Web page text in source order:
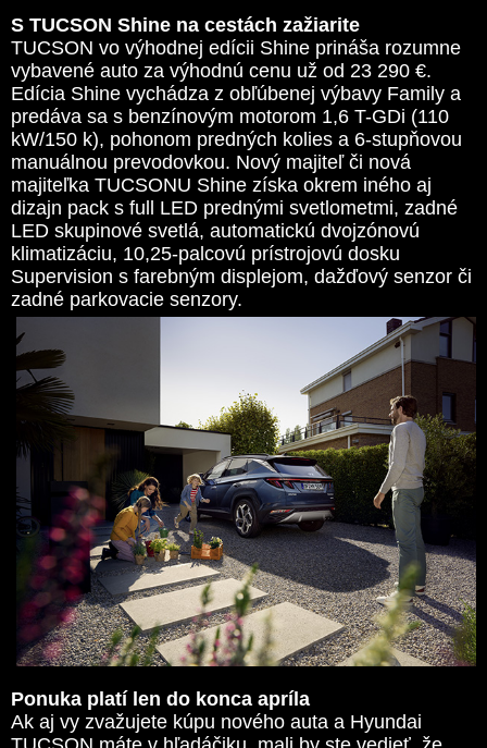
S TUCSON Shine na cestách zažiarite
TUCSON vo výhodnej edícii Shine prináša rozumne
vybavené auto za výhodnú cenu už od 23 290 €.
Edícia Shine vychádza z obľúbenej výbavy Family a
predáva sa s benzínovým motorom 1,6 T-GDi (110
kW/150 k), pohonom predných kolies a 6-stupňovou
manuálnou prevodovkou. Nový majiteľ či nová
majiteľka TUCSONU Shine získa okrem iného aj
dizajn pack s full LED prednými svetlometmi, zadné
LED skupinové svetlá, automatickú dvojzónovú
klimatizáciu, 10,25-palcovú prístrojovú dosku
Supervision s farebným displejom, dažďový senzor či
zadné parkovacie senzory.
Ponuka platí len do konca apríla
Ak aj vy zvažujete kúpu nového auta a Hyundai